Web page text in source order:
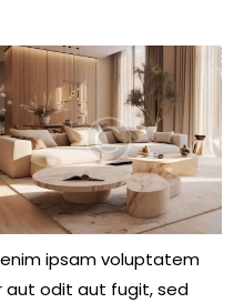
ipsam voluptatem
aut odit aut fugit, sed